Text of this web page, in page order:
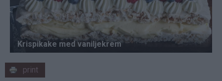
print